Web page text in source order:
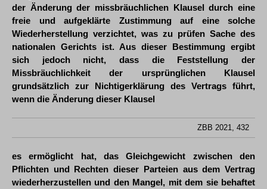
der Änderung der missbräuchlichen Klausel durch eine
freie und aufgeklärte Zustimmung auf eine solche
Wiederherstellung verzichtet, was zu prüfen Sache des
nationalen Gerichts ist. Aus dieser Bestimmung ergibt
sich jedoch nicht, dass die Feststellung der
Missbräuchlichkeit der ursprünglichen Klausel
grundsätzlich zur Nichtigerklärung des Vertrags führt,
wenn die Änderung dieser Klausel
ZBB 2021, 432
es ermöglicht hat, das Gleichgewicht zwischen den
Pflichten und Rechten dieser Parteien aus dem Vertrag
wiederherzustellen und den Mangel, mit dem sie behaftet